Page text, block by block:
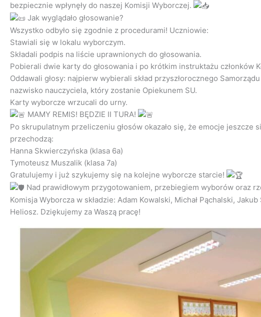
bezpiecznie wpłynęły do naszej Komisji Wyborczej.
Jak wyglądało głosowanie?
Wszystko odbyło się zgodnie z procedurami! Uczniowie:
Stawiali się w lokalu wyborczym.
Składali podpis na liście uprawnionych do głosowania.
Pobierali dwie karty do głosowania i po krótkim instruktażu członków
Oddawali głosy: najpierw wybierali skład przyszłorocznego
nazwisko nauczyciela, który zostanie Opiekunem SU.
Karty wyborcze wrzucali do urny.
MAMY REMIS! BĘDZIE II TURA!
Po skrupulatnym przeliczeniu głosów okazało się, że emocje jeszcze
przechodzą:
Hanna Skwierczyńska (klasa 6a)
Tymoteusz Muszalik (klasa 7a)
Gratulujemy i już szykujemy się na kolejne wyborcze starcie!
Nad prawidłowym przygotowaniem, przebiegiem wyborów oraz
Komisja Wyborcza w składzie: Adam Kowalski, Michał Pąchalski,
Heliosz. Dziękujemy za Waszą pracę!